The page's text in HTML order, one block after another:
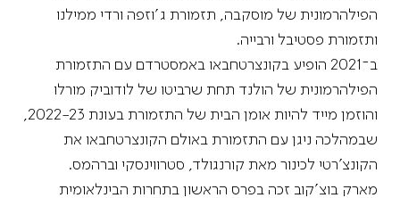
הפילהרמונית של מוסקבה, תזמורת ג'וזפה ורדי ממילנו
ותזמורת פסטיבל ורבייה.
ב־2021 הופיע בקונצרטחבאו באמסטרדם עם התזמורת
הפילהרמונית של הולנד תחת שרביטו של לודוביק מורלו
והוזמן מייד להיות אומן הבית של התזמורת בעונת 2022-23,
שבמהלכה ניגן עם התזמורת באולם הקונצרטחבאו את
הקונצ'רטי לכינור מאת קורנגולד, סטרווינסקי וברהמס.
מארק בוצ'קוב זכה בפרס הראשון בתחרות הבינלאומית